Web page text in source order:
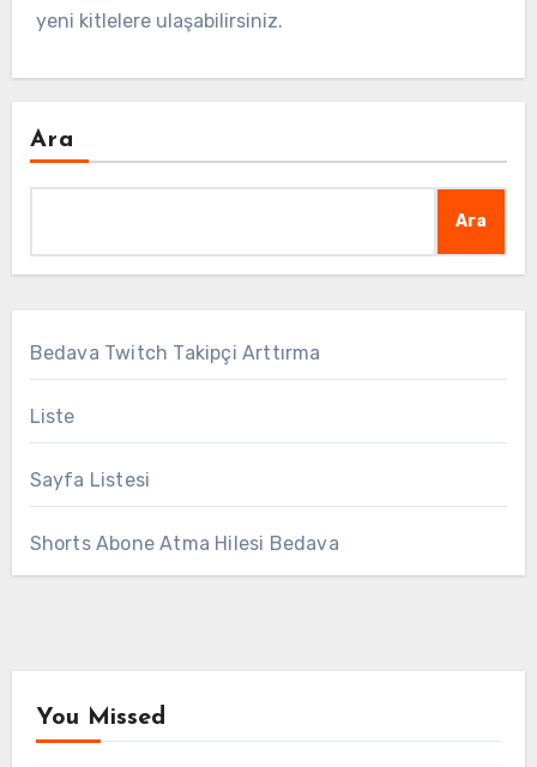
yeni kitlelere ulaşabilirsiniz.
Ara
Ara
Bedava Twitch Takipçi Arttırma
Liste
Sayfa Listesi
Shorts Abone Atma Hilesi Bedava
You Missed